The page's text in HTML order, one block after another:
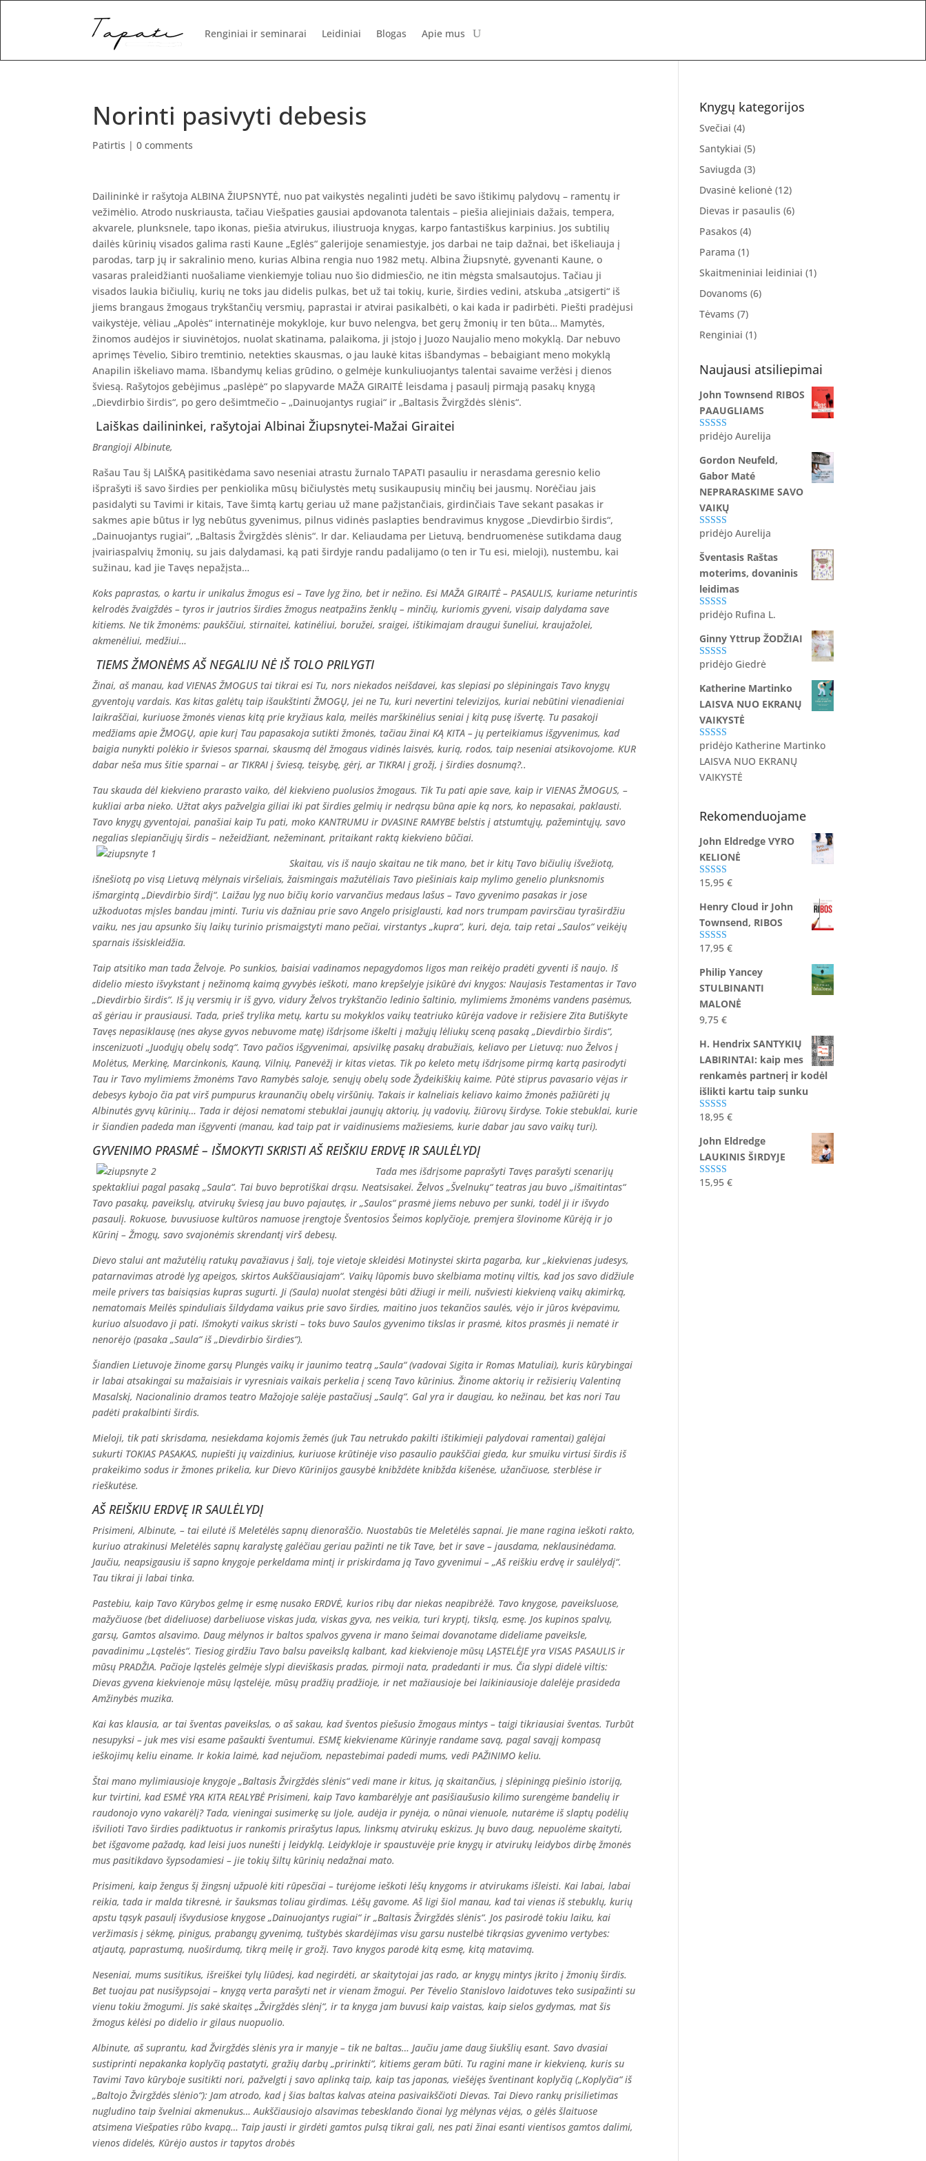
Renginiai ir seminarai Leidiniai Blogas Apie mus
Norinti pasivyti debesis
Patirtis |0 comments
Dailininkė ir rašytoja ALBINA ŽIUPSNYTĖ, nuo pat vaikystės negalinti judėti be savo ištikimų palydovų – ramentų ir
vežimėlio. Atrodo nuskriausta, tačiau Viešpaties gausiai apdovanota talentais – piešia aliejiniais dažais, tempera,
akvarele, plunksnele, tapo ikonas, piešia atvirukus, iliustruoja knygas, karpo fantastiškus karpinius. Jos subtilių
dailės kūrinių visados galima rasti Kaune „Eglės“ galerijoje senamiestyje, jos darbai ne taip dažnai, bet iškeliauja į
parodas, tarp jų ir sakralinio meno, kurias Albina rengia nuo 1982 metų. Albina Žiupsnytė, gyvenanti Kaune, o
vasaras praleidžianti nuošaliame vienkiemyje toliau nuo šio didmiesčio, ne itin mėgsta smalsautojus. Tačiau ji
visados laukia bičiulių, kurių ne toks jau didelis pulkas, bet už tai tokių, kurie, širdies vedini, atskuba „atsigerti“ iš
jiems brangaus žmogaus trykštančių versmių, paprastai ir atvirai pasikalbėti, o kai kada ir padirbėti. Piešti pradėjusi
vaikystėje, vėliau „Apolės“ internatinėje mokykloje, kur buvo nelengva, bet gerų žmonių ir ten būta… Mamytės,
žinomos audėjos ir siuvinėtojos, nuolat skatinama, palaikoma, ji įstojo į Juozo Naujalio meno mokyklą. Dar nebuvo
aprimęs Tėvelio, Sibiro tremtinio, netekties skausmas, o jau laukė kitas išbandymas – bebaigiant meno mokyklą
Anapilin iškeliavo mama. Išbandymų kelias grūdino, o gelmėje kunkuliuojantys talentai savaime veržėsi į dienos
šviesą. Rašytojos gebėjimus „paslėpė“ po slapyvarde MAŽA GIRAITĖ leisdama į pasaulį pirmąją pasakų knygą
„Dievdirbio širdis“, po gero dešimtmečio – „Dainuojantys rugiai“ ir „Baltasis Žvirgždės slėnis“.
Laiškas dailininkei, rašytojai Albinai Žiupsnytei-Mažai Giraitei
Brangioji Albinute,
Rašau Tau šį LAIŠKĄ pasitikėdama savo neseniai atrastu žurnalo TAPATI pasauliu ir nerasdama geresnio kelio
išprašyti iš savo širdies per penkiolika mūsų bičiulystės metų susikaupusių minčių bei jausmų. Norėčiau jais
pasidalyti su Tavimi ir kitais, Tave šimtą kartų geriau už mane pažįstančiais, girdinčiais Tave sekant pasakas ir
sakmes apie būtus ir lyg nebūtus gyvenimus, pilnus vidinės paslapties bendravimus knygose „Dievdirbio širdis“,
„Dainuojantys rugiai“, „Baltasis Žvirgždės slėnis“. Ir dar. Keliaudama per Lietuvą, bendruomenėse sutikdama daug
įvairiaspalvių žmonių, su jais dalydamasi, ką pati širdyje randu padalijamo (o ten ir Tu esi, mieloji), nustembu, kai
sužinau, kad jie Tavęs nepažįsta…
Koks paprastas, o kartu ir unikalus žmogus esi – Tave lyg žino, bet ir nežino. Esi MAŽA GIRAITĖ – PASAULIS, kuriame neturintis
kelrodės žvaigždės – tyros ir jautrios širdies žmogus neatpažins ženklų – minčių, kuriomis gyveni, visaip dalydama save
kitiems. Ne tik žmonėms: paukščiui, stirnaitei, katinėliui, boružei, sraigei, ištikimajam draugui šuneliui, kraujažolei,
akmenėliui, medžiui…
TIEMS ŽMONĖMS AŠ NEGALIU NĖ IŠ TOLO PRILYGTI
Žinai, aš manau, kad VIENAS ŽMOGUS tai tikrai esi Tu, nors niekados neišdavei, kas slepiasi po slėpiningais Tavo knygų
gyventojų vardais. Kas kitas galėtų taip išaukštinti ŽMOGŲ, jei ne Tu, kuri nevertini televizijos, kuriai nebūtini vienadieniai
laikraščiai, kuriuose žmonės vienas kitą prie kryžiaus kala, meilės marškinėlius seniai į kitą pusę išvertę. Tu pasakoji
medžiams apie ŽMOGŲ, apie kurį Tau papasakoja sutikti žmonės, tačiau žinai KĄ KITA – jų perteikiamus išgyvenimus, kad
baigia nunykti polėkio ir šviesos sparnai, skausmą dėl žmogaus vidinės laisvės, kurią, rodos, taip neseniai atsikovojome. KUR
dabar neša mus šitie sparnai – ar TIKRAI į šviesą, teisybę, gėrį, ar TIKRAI į grožį, į širdies dosnumą?..
Tau skauda dėl kiekvieno prarasto vaiko, dėl kiekvieno puolusios žmogaus. Tik Tu pati apie save, kaip ir VIENAS ŽMOGUS, –
kukliai arba nieko. Užtat akys pažvelgia giliai iki pat širdies gelmių ir nedrąsu būna apie ką nors, ko nepasakai, paklausti.
Tavo knygų gyventojai, panašiai kaip Tu pati,moko KANTRUMU ir DVASINE RAMYBE belstis į atstumtųjų, pažemintųjų, savo
negalias slepiančiųjų širdis – nežeidžiant, nežeminant, pritaikant raktą kiekvieno būčiai.
Skaitau, vis iš naujo skaitau ne tik mano, bet ir kitų Tavo bičiulių išvežiotą,
išnešiotą po visą Lietuvą mėlynais viršeliais, žaismingais mažutėliais Tavo piešiniais kaip mylimo genelio plunksnomis
išmargintą „Dievdirbio širdį“. Laižau lyg nuo bičių korio varvančius medaus lašus – Tavo gyvenimo pasakas ir jose
užkoduotas mįsles bandau įminti. Turiu vis dažniau prie savo Angelo prisiglausti, kad nors trumpam pavirsčiau tyraširdžiu
vaiku, nes jau apsunko šių laikų turinio prismaigstyti mano pečiai, virstantys „kupra“, kuri, deja, taip retai „Saulos“ veikėjų
sparnais išsiskleidžia.
Taip atsitiko man tada Želvoje. Po sunkios, baisiai vadinamos nepagydomos ligos man reikėjo pradėti gyventi iš naujo. Iš
didelio miesto išvykstant į nežinomą kaimą gyvybės ieškoti, mano krepšelyje įsikūrė dvi knygos: Naujasis Testamentas ir Tavo
„Dievdirbio širdis“. Iš jų versmių ir iš gyvo, vidury Želvos trykštančio ledinio šaltinio, mylimiems žmonėms vandens pasėmus,
aš gėriau ir prausiausi. Tada, prieš trylika metų, kartu su mokyklos vaikų teatriuko kūrėja vadove ir režisiere Zita Butiškyte
Tavęs nepasiklausę (nes akyse gyvos nebuvome matę) išdrįsome iškelti į mažųjų lėliukų sceną pasaką „Dievdirbio širdis“,
inscenizuoti „Juodųjų obelų sodą“. Tavo pačios išgyvenimai, apsivilkę pasakų drabužiais, keliavo per Lietuvą: nuo Želvos į
Molėtus, Merkinę, Marcinkonis, Kauną, Vilnių, Panevėžį ir kitas vietas. Tik po keleto metų išdrįsome pirmą kartą pasirodyti
Tau ir Tavo mylimiems žmonėms Tavo Ramybės saloje, senųjų obelų sode Žydeikiškių kaime. Pūtė stiprus pavasario vėjas ir
debesys kybojo čia pat virš pumpurus kraunančių obelų viršūnių. Takais ir kalneliais keliavo kaimo žmonės pažiūrėti jų
Albinutės gyvų kūrinių… Tada ir dėjosi nematomi stebuklai jaunųjų aktorių, jų vadovių, žiūrovų širdyse. Tokie stebuklai, kurie
ir šiandien padeda man išgyventi (manau, kad taip pat ir vaidinusiems mažiesiems, kurie dabar jau savo vaikų turi).
GYVENIMO PRASMĖ – IŠMOKYTI SKRISTI AŠ REIŠKIU ERDVĘ IR SAULĖLYDĮ
Tada mes išdrįsome paprašyti Tavęs parašyti scenarijų
spektakliui pagal pasaką „Saula“. Tai buvo beprotiškai drąsu. Neatsisakei. Želvos „Švelnukų“ teatras jau buvo „išmaitintas“
Tavo pasakų, paveikslų, atvirukų šviesą jau buvo pajautęs, ir „Saulos“ prasmė jiems nebuvo per sunki, todėl ji ir išvydo
pasaulį. Rokuose, buvusiuose kultūros namuose įrengtoje Šventosios Šeimos koplyčioje, premjera šlovinome Kūrėją ir jo
Kūrinį – Žmogų, savo svajonėmis skrendantį virš debesų.
Dievo stalui ant mažutėlių ratukų pavažiavus į šalį, toje vietoje skleidėsi Motinystei skirta pagarba, kur „kiekvienas judesys,
patarnavimas atrodė lyg apeigos, skirtos Aukščiausiajam“. Vaikų lūpomis buvo skelbiama motinų viltis, kad jos savo didžiule
meile privers tas baisiąsias kupras sugurti. Ji (Saula) nuolat stengėsi būti džiugi ir meili, nušviesti kiekvieną vaikų akimirką,
nematomais Meilės spinduliais šildydama vaikus prie savo širdies, maitino juos tekančios saulės, vėjo ir jūros kvėpavimu,
kuriuo alsuodavo ji pati. Išmokyti vaikus skristi – toks buvo Saulos gyvenimo tikslas ir prasmė, kitos prasmės ji nematė ir
nenorėjo (pasaka „Saula“ iš „Dievdirbio širdies“).
Šiandien Lietuvoje žinome garsų Plungės vaikų ir jaunimo teatrą „Saula“ (vadovai Sigita ir Romas Matuliai), kuris kūrybingai
ir labai atsakingai su mažaisiais ir vyresniais vaikais perkelia į sceną Tavo kūrinius. Žinome aktorių ir režisierių Valentiną
Masalskį, Nacionalinio dramos teatro Mažojoje salėje pastačiusį „Saulą“. Gal yra ir daugiau, ko nežinau, bet kas nori Tau
padėti prakalbinti širdis.
Mieloji, tik pati skrisdama, nesiekdama kojomis žemės (juk Tau netrukdo pakilti ištikimieji palydovai ramentai) galėjai
sukurti TOKIAS PASAKAS, nupiešti jų vaizdinius, kuriuose krūtinėje viso pasaulio paukščiai gieda, kur smuiku virtusi širdis iš
prakeikimo sodus ir žmones prikelia, kur Dievo Kūrinijos gausybė knibždėte knibžda kišenėse, užančiuose, sterblėse ir
rieškutėse.
AŠ REIŠKIU ERDVĘ IR SAULĖLYDĮ
Prisimeni, Albinute, – tai eilutė iš Meletėlės sapnų dienoraščio. Nuostabūs tie Meletėlės sapnai. Jie mane ragina ieškoti rakto,
kuriuo atrakinusi Meletėlės sapnų karalystę galėčiau geriau pažinti ne tik Tave, bet ir save – jausdama, neklausinėdama.
Jaučiu, neapsigausiu iš sapno knygoje perkeldama mintį ir priskirdama ją Tavo gyvenimui – „Aš reiškiu erdvę ir saulėlydį“.
Tau tikrai ji labai tinka.
Pastebiu, kaip Tavo Kūrybos gelmę ir esmę nusako ERDVĖ, kurios ribų dar niekas neapibrėžė. Tavo knygose, paveiksluose,
mažyčiuose (bet dideliuose) darbeliuose viskas juda, viskas gyva, nes veikia, turi kryptį, tikslą, esmę. Jos kupinos spalvų,
garsų, Gamtos alsavimo. Daug mėlynos ir baltos spalvos gyvena ir mano šeimai dovanotame dideliame paveiksle,
pavadinimu „Ląstelės“. Tiesiog girdžiu Tavo balsu paveikslą kalbant, kad kiekvienoje mūsų LĄSTELĖJE yra VISAS PASAULIS ir
mūsų PRADŽIA. Pačioje ląstelės gelmėje slypi dieviškasis pradas, pirmoji nata, pradedanti ir mus. Čia slypi didelė viltis:
Dievas gyvena kiekvienoje mūsų ląstelėje, mūsų pradžių pradžioje, ir net mažiausioje bei laikiniausioje dalelėje prasideda
Amžinybės muzika.
Kai kas klausia, ar tai šventas paveikslas, o aš sakau, kad šventos piešusio žmogaus mintys – taigi tikriausiai šventas. Turbūt
nesupyksi – juk mes visi esame pašaukti šventumui. ESMĘ kiekviename Kūrinyje randame savą, pagal savąjį kompasą
ieškojimų keliu einame. Ir kokia laimė, kad nejučiom, nepastebimai padedi mums, vedi PAŽINIMO keliu.
Štai mano mylimiausioje knygoje „Baltasis Žvirgždės slėnis“ vedi mane ir kitus, ją skaitančius, į slėpiningą piešinio istoriją,
kur tvirtini, kad ESMĖ YRA KITA REALYBĖ Prisimeni, kaip Tavo kambarėlyje ant pasišiaušusio kilimo surengėme bandelių ir
raudonojo vyno vakarėlį? Tada, vieningai susimerkę su Ijole, audėja ir pynėja, o nūnai vienuole, nutarėme iš slaptų podėlių
išvilioti Tavo širdies padiktuotus ir rankomis prirašytus lapus, linksmų atvirukų eskizus. Jų buvo daug, nepuolėme skaityti,
bet išgavome pažadą, kad leisi juos nunešti į leidyklą. Leidykloje ir spaustuvėje prie knygų ir atvirukų leidybos dirbę žmonės
mus pasitikdavo šypsodamiesi – jie tokių šiltų kūrinių nedažnai mato.
Prisimeni, kaip žengus šį žingsnį užpuolė kiti rūpesčiai – turėjome ieškoti lėšų knygoms ir atvirukams išleisti. Kai labai, labai
reikia, tada ir malda tikresnė, ir šauksmas toliau girdimas. Lėšų gavome. Aš ligi šiol manau, kad tai vienas iš stebuklų, kurių
apstu tąsyk pasaulį išvydusiose knygose „Dainuojantys rugiai“ ir „Baltasis Žvirgždės slėnis“. Jos pasirodė tokiu laiku, kai
veržimasis į sėkmę, pinigus, prabangų gyvenimą, tuštybės skardėjimas visu garsu nustelbė tikrąsias gyvenimo vertybes:
atjautą, paprastumą, nuoširdumą, tikrą meilę ir grožį. Tavo knygos parodė kitą esmę, kitą matavimą.
Neseniai, mums susitikus, išreiškei tylų liūdesį, kad negirdėti, ar skaitytojai jas rado, ar knygų mintys įkrito į žmonių širdis.
Bet tuojau pat nusišypsojai – knygą verta parašyti net ir vienam žmogui. Per Tėvelio Stanislovo laidotuves teko susipažinti su
vienu tokiu žmogumi. Jis sakė skaitęs „Žvirgždės slėnį“, ir ta knyga jam buvusi kaip vaistas, kaip sielos gydymas, mat šis
žmogus kėlėsi po didelio ir gilaus nuopuolio.
Albinute, aš suprantu, kad Žvirgždės slėnis yra ir manyje – tik ne baltas… Jaučiu jame daug šiukšlių esant. Savo dvasiai
sustiprinti nepakanka koplyčią pastatyti, gražių darbų „pririnkti“, kitiems geram būti. Tu ragini mane ir kiekvieną, kuris su
Tavimi Tavo kūryboje susitikti nori, pažvelgti į savo aplinką taip, kaip tas japonas, viešėjęs šventinant koplyčią („Koplyčia“ iš
„Baltojo Žvirgždės slėnio“): Jam atrodo, kad į šias baltas kalvas ateina pasivaikščioti Dievas. Tai Dievo rankų prisilietimas
nugludino taip švelniai akmenukus… Aukščiausiojo alsavimas tebesklando čionai lyg mėlynas vėjas, o gėlės šlaituose
atsimena Viešpaties rūbo kvapą… Taip jausti ir girdėti gamtos pulsą tikrai gali, nes pati žinai esanti vientisos gamtos dalimi,
vienos didelės, Kūrėjo austos ir tapytos drobės
Knygų kategorijos
Svečiai (4)
Santykiai (5)
Saviugda (3)
Dvasinė kelionė (12)
Dievas ir pasaulis (6)
Pasakos (4)
Parama (1)
Skaitmeniniai leidiniai (1)
Dovanoms (6)
Tėvams (7)
Renginiai (1)
Naujausi atsiliepimai
John Townsend RIBOS
PAAUGLIAMS
Įvertinimas:
pridėjo Aurelija
Gordon Neufeld,
Gabor Maté
NEPRARASKIME SAVO
VAIKŲ
Įvertinimas:
pridėjo Aurelija
Šventasis Raštas
moterims, dovaninis
leidimas
Įvertinimas:
pridėjo Rufina L.
Ginny Yttrup ŽODŽIAI
Įvertinimas:
pridėjo Giedrė
Katherine Martinko
LAISVA NUO EKRANŲ
VAIKYSTĖ
Įvertinimas:
5 iš 5
pridėjo Katherine Martinko
LAISVA NUO EKRANŲ
VAIKYSTĖ
Rekomenduojame
John Eldredge VYRO
KELIONĖ
Įvertinimas:
15,95€
Henry Cloud ir John
Townsend, RIBOS
Įvertinimas:
17,95€
Philip Yancey
STULBINANTI
MALONĖ
9,75€
H. Hendrix SANTYKIŲ
LABIRINTAI: kaip mes
renkamės partnerį ir kodėl
išlikti kartu taip sunku
Įvertinimas:
18,95€
John Eldredge
LAUKINIS ŠIRDYJE
Įvertinimas:
15,95€